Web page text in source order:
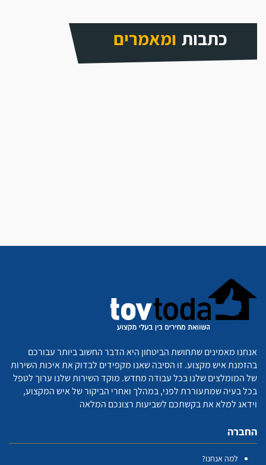
כתבות ומאמרים
אנחנו מאמינים שתחושת הביטחון היא הדבר החשוב ביותר עבורכם
בהזמנת איש מקצוע. זו הסיבה שאנו מקפידים לבדוק את איכות השירות
של המומלצים שלנו בכל עבודה מחדש. מוקד השירות שלנו ערוך לטפל
בכל בעיה שמתעוררת לפני, במהלך ואחרי הביקור של איש המקצוע,
וידאג למלא את בקשתכם לשביעות רצונכם המלאה
החברה
למה אנחנו?